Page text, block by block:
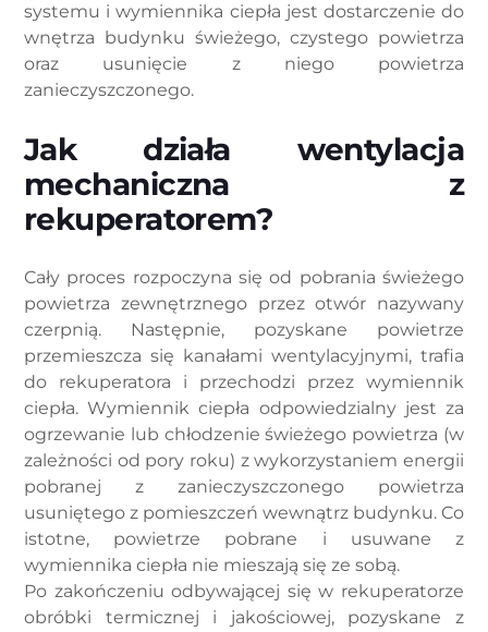
systemu i wymiennika ciepła jest dostarczenie do
wnętrza budynku świeżego, czystego powietrza
oraz usunięcie z niego powietrza
zanieczyszczonego.
Jak działa wentylacja
mechaniczna z
rekuperatorem?
Cały proces rozpoczyna się od pobrania świeżego
powietrza zewnętrznego przez otwór nazywany
czerpnią. Następnie, pozyskane powietrze
przemieszcza się kanałami wentylacyjnymi, trafia
do rekuperatora i przechodzi przez wymiennik
ciepła. Wymiennik ciepła odpowiedzialny jest za
ogrzewanie lub chłodzenie świeżego powietrza (w
zależności od pory roku) z wykorzystaniem energii
pobranej z zanieczyszczonego powietrza
usuniętego z pomieszczeń wewnątrz budynku. Co
istotne, powietrze pobrane i usuwane z
wymiennika ciepła nie mieszają się ze sobą.
Po zakończeniu odbywającej się w rekuperatorze
obróbki termicznej i jakościowej, pozyskane z